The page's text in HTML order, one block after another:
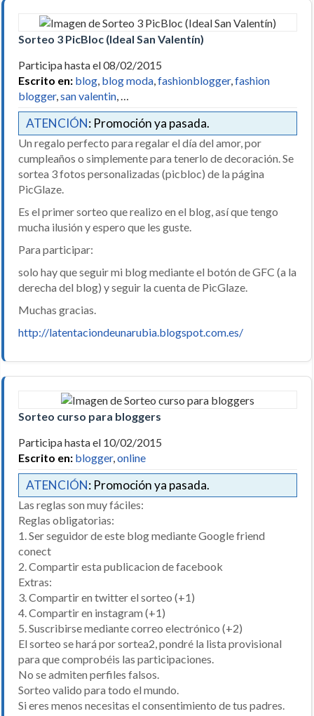
Sorteo 3 PicBloc (Ideal San Valentín)
Participa hasta el 08/02/2015
Escrito en: blog, blog moda,fashionblogger,fashion
blogger,san valentin, …
ATENCIÓN: Promoción ya pasada.
Un regalo perfecto para regalar el día del amor, por
cumpleaños o simplemente para tenerlo de decoración. Se
sortea 3 fotos personalizadas (picbloc) de la página
PicGlaze.
Es el primer sorteo que realizo en el blog, así que tengo
mucha ilusión y espero que les guste.
Para participar:
solo hay que seguir mi blog mediante el botón de GFC (a la
derecha del blog) y seguir la cuenta de PicGlaze.
Muchas gracias.
http://latentaciondeunarubia.blogspot.com.es/
Sorteo curso para bloggers
Participa hasta el 10/02/2015
Escrito en: blogger,online
ATENCIÓN: Promoción ya pasada.
Las reglas son muy fáciles:
Reglas obligatorias:
1. Ser seguidor de este blog mediante Google friend
conect
2. Compartir esta publicacion de facebook
Extras:
3. Compartir en twitter el sorteo (+1)
4. Compartir en instagram (+1)
5. Suscribirse mediante correo electrónico (+2)
El sorteo se hará por sortea2, pondré la lista provisional
para que comprobéis las participaciones.
No se admiten perfiles falsos.
Sorteo valido para todo el mundo.
Si eres menos necesitas el consentimiento de tus padres.